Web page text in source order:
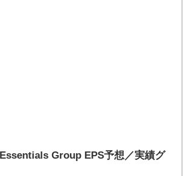
Group EPS予想／実績グ